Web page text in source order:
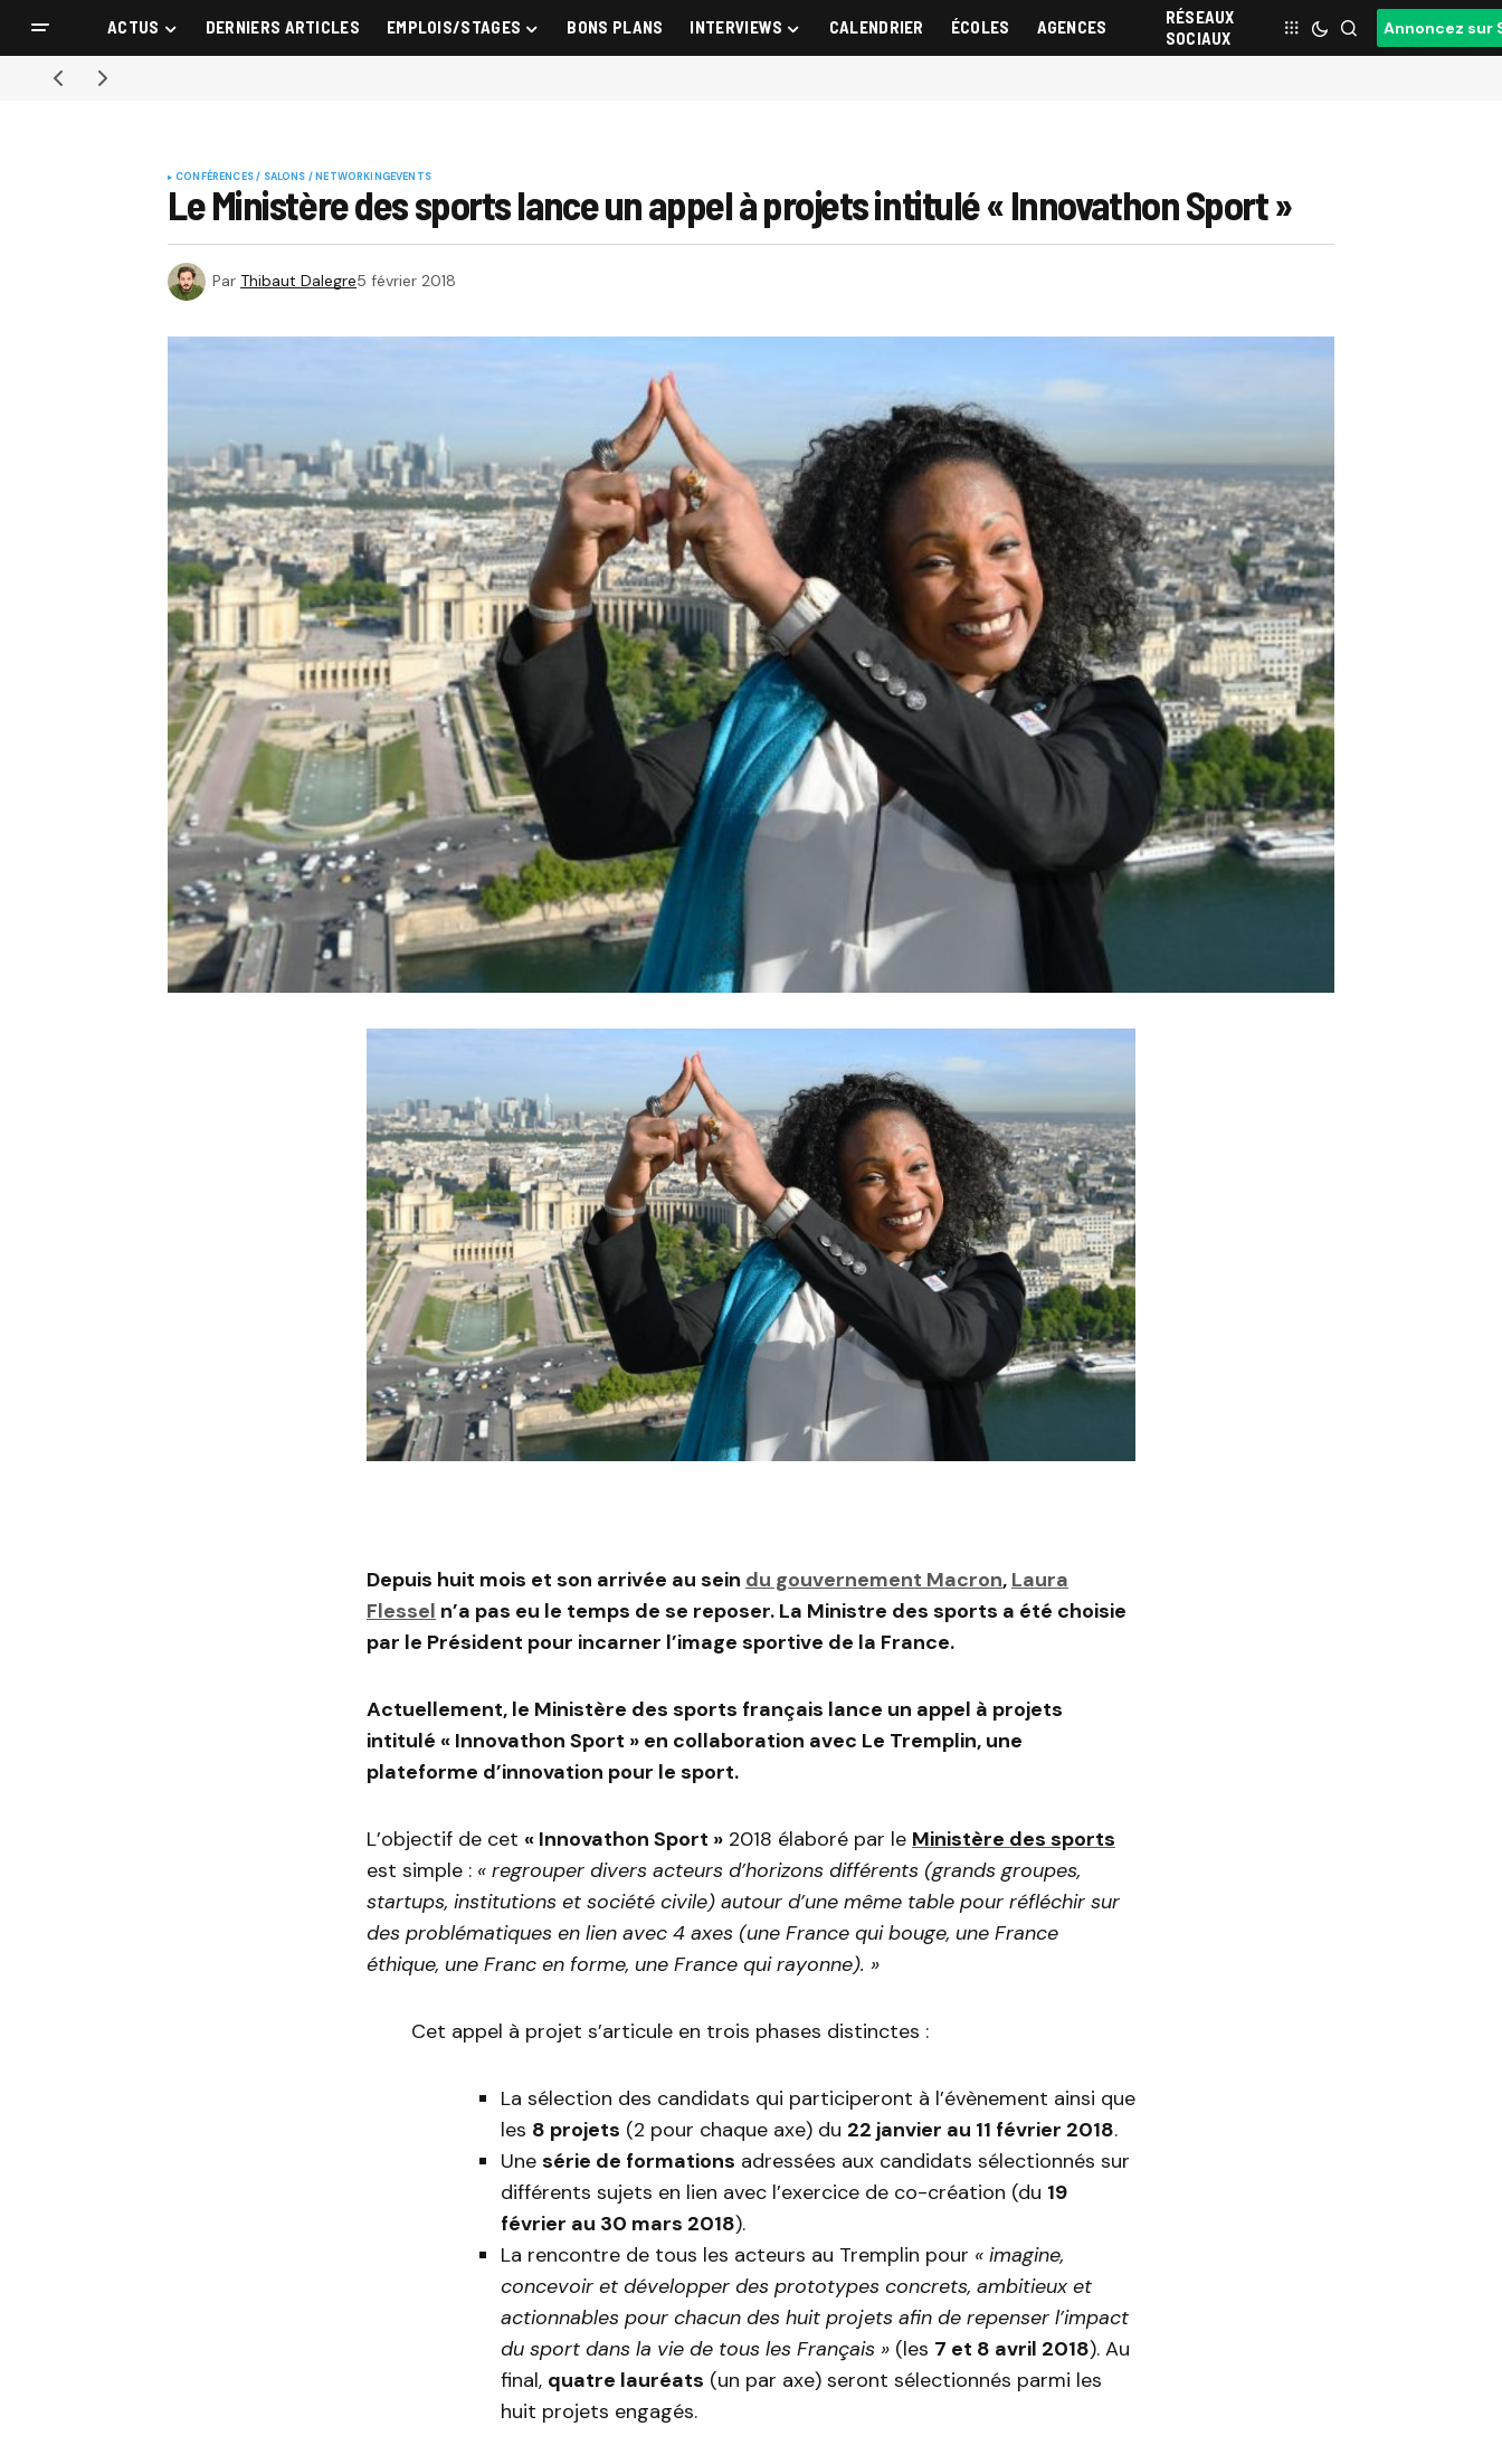
ACTUS DERNIERS ARTICLES EMPLOIS/STAGES BONS PLANS INTERVIEWS CALENDRIER ÉCOLES AGENCES
RÉSEAUX
SOCIAUX
Annoncez sur
CONFÉRENCES / SALONS / NETWORKINGEVENTS
Le Ministère des sports lance un appel à projets intitulé « Innovathon Sport »
Par Thibaut Dalegre5 février 2018
Depuis huit mois et son arrivée au sein du gouvernement Macron, Laura
Flessel n’a pas eu le temps de se reposer. La Ministre des sports a été choisie
par le Président pour incarner l’image sportive de la France.
Actuellement, le Ministère des sports français lance un appel à projets
intitulé « Innovathon Sport » en collaboration avec Le Tremplin, une
plateforme d’innovation pour le sport.
L’objectif de cet « Innovathon Sport » 2018 élaboré par le Ministère des sports
est simple : « regrouper divers acteurs d’horizons différents (grands groupes,
startups, institutions et société civile) autour d’une même table pour réfléchir sur
des problématiques en lien avec 4 axes (une France qui bouge, une France
éthique, une Franc en forme, une France qui rayonne). »
Cet appel à projet s’articule en trois phases distinctes :
La sélection des candidats qui participeront à l’évènement ainsi que
les 8 projets (2 pour chaque axe) du 22 janvier au 11 février 2018.
Une série de formations adressées aux candidats sélectionnés sur
différents sujets en lien avec l’exercice de co-création (du 19
février au 30 mars 2018).
La rencontre de tous les acteurs au Tremplin pour « imagine,
concevoir et développer des prototypes concrets, ambitieux et
actionnables pour chacun des huit projets afin de repenser l’impact
du sport dans la vie de tous les Français » (les 7 et 8 avril 2018). Au
final, quatre lauréats (un par axe) seront sélectionnés parmi les
huit projets engagés.